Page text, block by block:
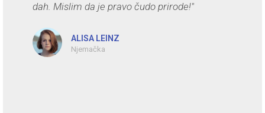
dah. Mislim da je pravo čudo prirode!"
ALISA LEINZ
Njemačka